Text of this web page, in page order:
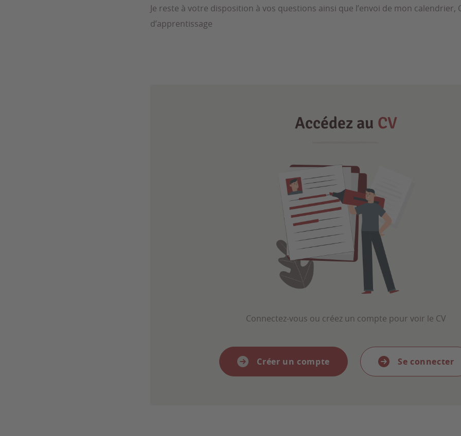
Je reste à votre disposition à vos questions ainsi que l’envoi de mon calendrier,
d’apprentissage
Accédez au CV
Connectez-vous ou créez un compte pour voir le CV
Créer un compte Se connecter